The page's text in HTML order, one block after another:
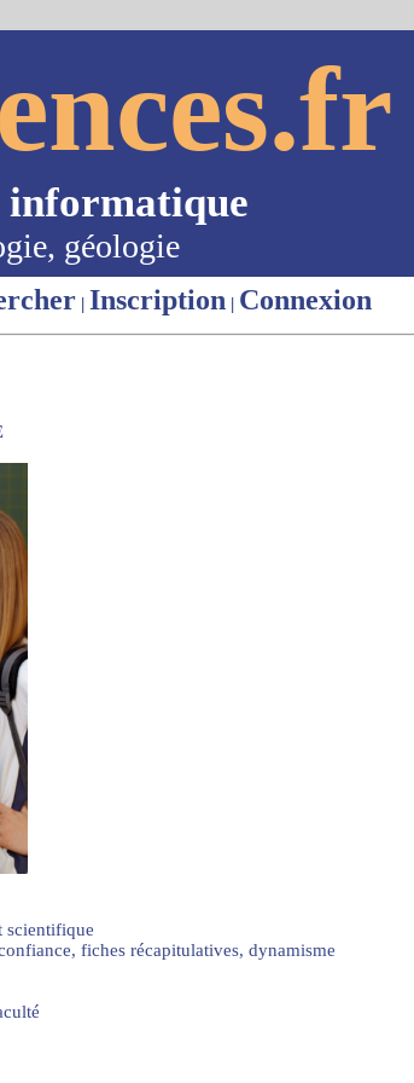
informatique
géologie
| Inscription | Connexion
scientifique
fiches récapitulatives, dynamisme